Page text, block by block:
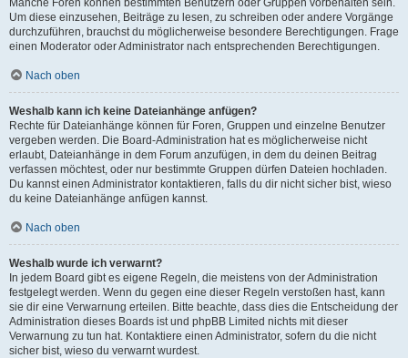
Manche Foren können bestimmten Benutzern oder Gruppen vorbehalten sein.
Um diese einzusehen, Beiträge zu lesen, zu schreiben oder andere Vorgänge
durchzuführen, brauchst du möglicherweise besondere Berechtigungen. Frage
einen Moderator oder Administrator nach entsprechenden Berechtigungen.
Nach oben
Weshalb kann ich keine Dateianhänge anfügen?
Rechte für Dateianhänge können für Foren, Gruppen und einzelne Benutzer
vergeben werden. Die Board-Administration hat es möglicherweise nicht
erlaubt, Dateianhänge in dem Forum anzufügen, in dem du deinen Beitrag
verfassen möchtest, oder nur bestimmte Gruppen dürfen Dateien hochladen.
Du kannst einen Administrator kontaktieren, falls du dir nicht sicher bist, wieso
du keine Dateianhänge anfügen kannst.
Nach oben
Weshalb wurde ich verwarnt?
In jedem Board gibt es eigene Regeln, die meistens von der Administration
festgelegt werden. Wenn du gegen eine dieser Regeln verstoßen hast, kann
sie dir eine Verwarnung erteilen. Bitte beachte, dass dies die Entscheidung der
Administration dieses Boards ist und phpBB Limited nichts mit dieser
Verwarnung zu tun hat. Kontaktiere einen Administrator, sofern du die nicht
sicher bist, wieso du verwarnt wurdest.